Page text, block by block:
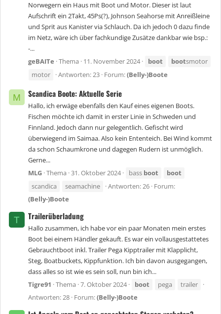
Norwegern ein Haus mit Boot und Motor. Dieser ist laut
Aufschrift ein 2Takt, 45Ps(?), Johnson Seahorse mit Anreißleine
und Sprit aus Kanister via Schlauch. Da ich jedoch 0 dazu finde
im Netz, wäre ich über fachkundige Zusätze dankbar wie bsp.:
-...
geBAITe Thema 11. November 2024 boot bootsmotor
motor
Antworten: 23 Forum:(Belly-)Boote
M Scandica Boote: Aktuelle Serie
Hallo, ich erwäge ebenfalls den Kauf eines eigenen Boots.
Fischen möchte ich damit in erster Linie in Schweden und
Finnland. Jedoch dann nur gelegentlich. Gefischt wird
überwiegend im Saimaa. Also kein Ententeich. Bei Wind kommt
da schon Schaumkrone und dagegen Rudern ist unmöglich.
Gerne...
MLG Thema 31. Oktober 2024 bass boot
boot
scandica
seamachine Antworten: 26 Forum:
(Belly-)Boote
T Trailerüberladung
Hallo zusammen, ich habe vor ein paar Monaten mein erstes
Boot bei einem Händler gekauft. Es war ein vollausgestattetes
Gebrauchtboot inkl. Trailer Pega Kipptrailer mit Klapplicht,
Steg, Boatbuckets, Kippfunktion. Ich bin davon ausgegangen,
dass alles so ist wie es sein soll, nun bin ich...
Tigre91 Thema 7. Oktober 2024 boot pega
trailer
Antworten: 28 Forum:(Belly-)Boote